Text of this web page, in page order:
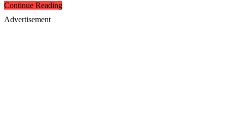
Continue Reading
Advertisement